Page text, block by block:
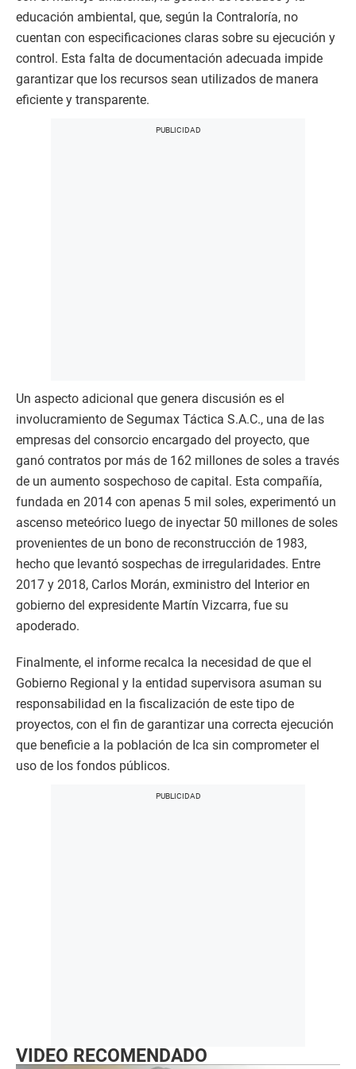
educación ambiental, que, según la Contraloría, no
cuentan con especificaciones claras sobre su ejecución y
control. Esta falta de documentación adecuada impide
garantizar que los recursos sean utilizados de manera
eficiente y transparente.
Un aspecto adicional que genera discusión es el
involucramiento de Segumax Táctica S.A.C., una de las
empresas del consorcio encargado del proyecto, que
ganó contratos por más de 162 millones de soles a través
de un aumento sospechoso de capital. Esta compañía,
fundada en 2014 con apenas 5 mil soles, experimentó un
ascenso meteórico luego de inyectar 50 millones de soles
provenientes de un bono de reconstrucción de 1983,
hecho que levantó sospechas de irregularidades. Entre
2017 y 2018, Carlos Morán, exministro del Interior en
gobierno del expresidente Martín Vizcarra, fue su
apoderado.
Finalmente, el informe recalca la necesidad de que el
Gobierno Regional y la entidad supervisora asuman su
responsabilidad en la fiscalización de este tipo de
proyectos, con el fin de garantizar una correcta ejecución
que beneficie a la población de Ica sin comprometer el
uso de los fondos públicos.
VIDEO RECOMENDADO